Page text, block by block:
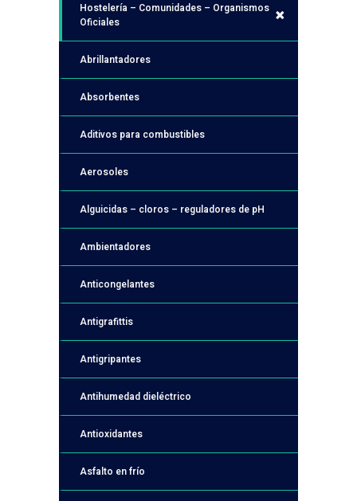
Hostelería – Comunidades – Organismos
Oficiales
Abrillantadores
Absorbentes
Aditivos para combustibles
Aerosoles
Alguicidas – cloros – reguladores de pH
Ambientadores
Anticongelantes
Antigrafittis
Antigripantes
Antihumedad dieléctrico
Antioxidantes
Asfalto en frío